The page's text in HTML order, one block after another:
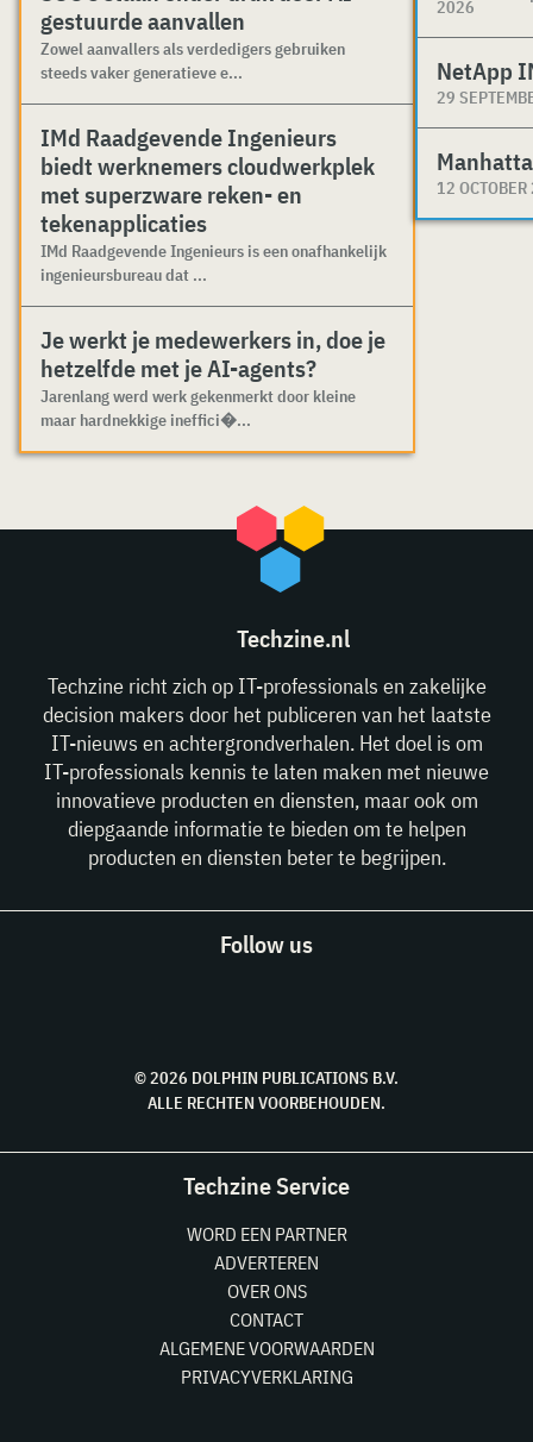
gestuurde aanvallen
Zowel aanvallers als verdedigers gebruiken
steeds vaker generatieve e...
IMd Raadgevende Ingenieurs
biedt werknemers cloudwerkplek
met superzware reken- en
tekenapplicaties
IMd Raadgevende Ingenieurs is een onafhankelijk
ingenieursbureau dat ...
Je werkt je medewerkers in, doe je
hetzelfde met je AI-agents?
Jarenlang werd werk gekenmerkt door kleine
maar hardnekkige ineffici�...
2026
NetApp
29
12
Techzine.nl
Techzine richt zich op IT-professionals en zakelijke
decision makers door het publiceren van het laatste
IT-nieuws en achtergrondverhalen. Het doel is om
IT-professionals kennis te laten maken met nieuwe
innovatieve producten en diensten, maar ook om
diepgaande informatie te bieden om te helpen
producten en diensten beter te begrijpen.
Follow us
© 2026 DOLPHIN PUBLICATIONS B.V.
ALLE RECHTEN VOORBEHOUDEN.
Techzine Service
WORD EEN PARTNER
ADVERTEREN
OVER ONS
CONTACT
ALGEMENE VOORWAARDEN
PRIVACYVERKLARING